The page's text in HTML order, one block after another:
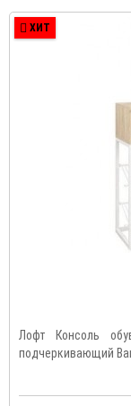
ХИТ
Лофт Консоль
подчеркивающий